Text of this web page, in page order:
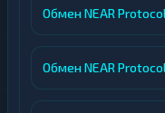
Обмен NEAR
Обмен NEAR